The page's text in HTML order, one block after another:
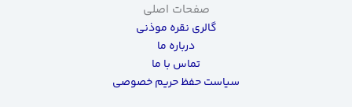
صفحات اصلی
گالری نقره موذنی
درباره ما
تماس با ما
سیاست حفظ حریم خصوصی